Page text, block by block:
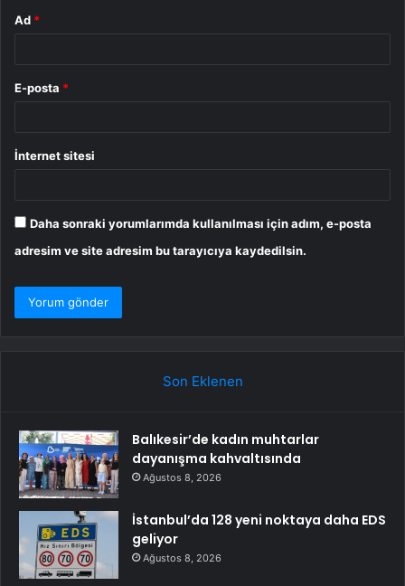
Ad *
E-posta *
İnternet sitesi
Daha sonraki yorumlarımda kullanılması için adım, e-posta
adresim ve site adresim bu tarayıcıya kaydedilsin.
Son Eklenen
Balıkesir’de kadın muhtarlar
dayanışma kahvaltısında
Ağustos 8, 2026
İstanbul’da 128 yeni noktaya daha EDS
geliyor
Ağustos 8, 2026